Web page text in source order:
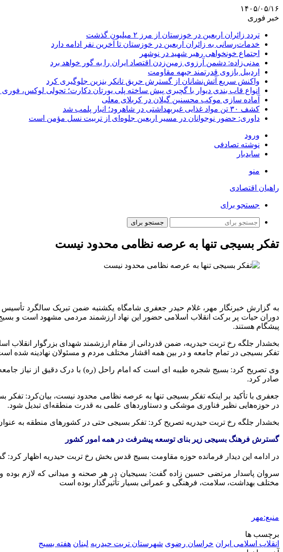
۱۴۰۵/۰۵/۱۶
خبر فوری
تردد زائران اربعین در خوزستان از مرز ۲ میلیون گذشت
خدمات‌رسانی به زائران اربعین در خوزستان تا آخرین نفر ادامه دارد
اجتماع خونخواهی رهبر شهید در نوشهر
مدنی‌زاده: دشمن آرزوی زمین‌زدن اقتصاد ایران را به گور خواهد برد
اردبیل بازوی قدرتمند جبهه مقاومت
واکنش سریع آتش‌نشانان از گسترش حریق تانکر بنزین جلوگیری کرد
انواع قاب بندی دیوار با گچبری پیش ساخته پلی یورتان دکارت؛ تحولی لوکس،
آماده سازی موکب محسنین گیلان در کربلای معلی
کشف ۳۰ تن مواد غذایی غیربهداشتی در شاهرود؛ انبار پلمب شد
داوری: حضور نوجوانان در مسیر اربعین جلوه‌ای از تربیت نسل مؤمن است
ورود
نوشته تصادفی
سایدبار
منو
راهیان اقتصادی
جستجو برای
جستجو برای
تفکر بسیجی تنها به عرصه نظامی محدود نیست
به گزارش خبرنگار مهر، غلام حیدر جعفری شامگاه یکشنبه ضمن تبریک سالگرد
دوران حیات پر برکت انقلاب اسلامی حضور این نهاد ارزشمند مردمی مشهود است و
پیشگام هستند.
بخشدار جلگه رخ تربت حیدریه، ضمن قدردانی از مقام ارزشمند شهدای بزرگوار انقلاب
تفکر بسیجی در تمام جامعه و در بین همه اقشار مختلف مردم و مسئولان نهادینه شده
وی تصریح کرد: بسیج شجره طیبه ای
صادر کرد.
جعفری با تأکید بر اینکه تفکر بسیجی تنها به عرصه نظامی محدود نیست، بیان‌کرد:
در حوزه‌هایی نظیر فناوری موشکی و دستاوردهای علمی به قدرت منطقه‌ای تبدیل شود.
بخشدار جلگه رخ تربت حیدریه تصریح کرد: تفکر بسیجی حتی در کشورهای منطقه به
گسترش فرهنگ بسیجی زیر بنای توسعه پیشرفت در همه امور کشور
در ادامه این دیدار فرمانده حوزه مقاومت بسیج قدس بخش رخ تربت حیدریه اظهار
سروان پاسدار مرتضی حسین زاده گفت: بسیجیان در هر صحنه و میدانی که لازم بوده
مختلف بهداشت، سلامت، فرهنگی و عمرانی بسیار تأثیرگذار بوده است
منبع:مهر
برچسب ها
انقلاب اسلامی ایران خراسان رضوی شهرستان تربت حیدریه لبنان هفته بسیج